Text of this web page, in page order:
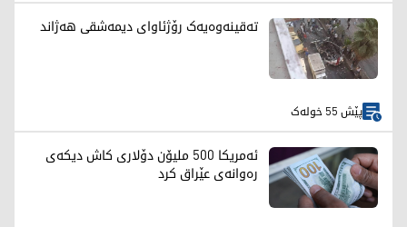
تەقینەوەیەک رۆژئاوای دیمەشقی هەژاند
پێش 55 خولەک
ئەمریکا 500 ملیۆن دۆلاری کاش دیکەی
رەوانەی عێراق کرد